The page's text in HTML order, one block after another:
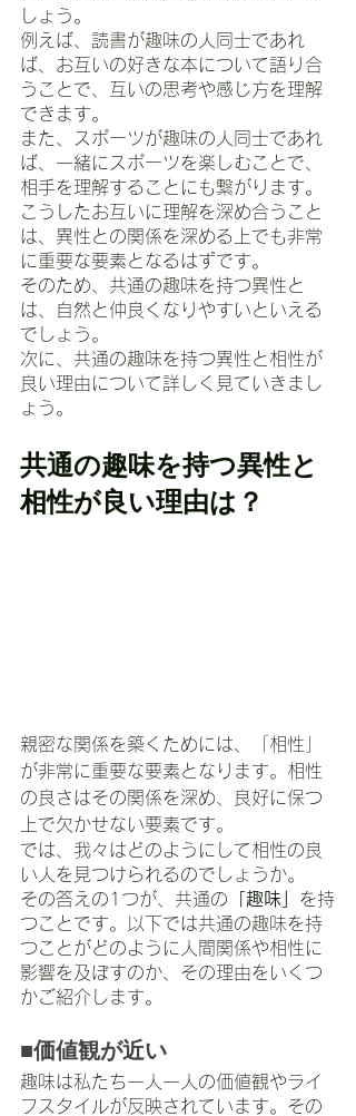
しょう。
例えば、読書が趣味の人同士であれ
ば、お互いの好きな本について語り合
うことで、互いの思考や感じ方を理解
できます。
また、スポーツが趣味の人同士であれ
ば、一緒にスポーツを楽しむことで、
相手を理解することにも繋がります。
こうしたお互いに理解を深め合うこと
は、異性との関係を深める上でも非常
に重要な要素となるはずです。
そのため、共通の趣味を持つ異性と
は、自然と仲良くなりやすいといえる
でしょう。
次に、共通の趣味を持つ異性と相性が
良い理由について詳しく見ていきまし
ょう。
共通の趣味を持つ異性と
相性が良い理由は？
親密な関係を築くためには、「相性」
が非常に重要な要素となります。相性
の良さはその関係を深め、良好に保つ
上で欠かせない要素です。
では、我々はどのようにして相性の良
い人を見つけられるのでしょうか。
その答えの1つが、共通の 「趣味」 を持
つことです。以下では共通の趣味を持
つことがどのように人間関係や相性に
影響を及ぼすのか、その理由をいくつ
かご紹介します。
■価値観が近い
趣味は私たち一人一人の価値観やライ
フスタイルが反映されています。その